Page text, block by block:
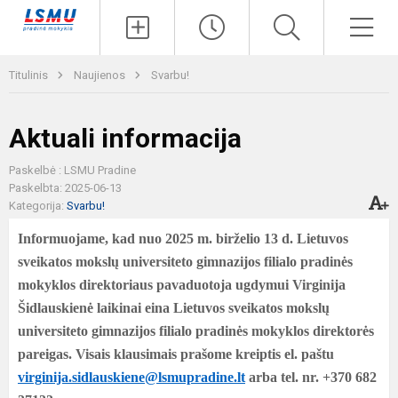
Titulinis Naujienos Svarbu!
Aktuali informacija
Paskelbė : LSMU Pradine
Paskelbta: 2025-06-13
Kategorija: Svarbu!
Informuojame, kad nuo 2025 m. birželio 13 d. Lietuvos
sveikatos mokslų universiteto gimnazijos filialo pradinės
mokyklos direktoriaus pavaduotoja ugdymui Virginija
Šidlauskienė laikinai eina Lietuvos sveikatos mokslų
universiteto gimnazijos filialo pradinės mokyklos direktorės
pareigas. Visais klausimais prašome kreiptis el. paštu
virginija.sidlauskiene@lsmupradine.lt arba tel. nr. +370 682